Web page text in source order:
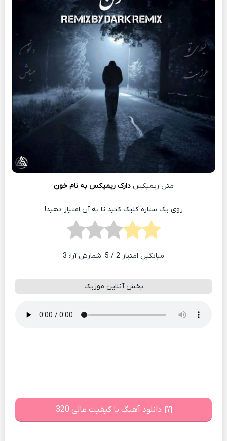
متن ریمیکسدارک ریمیکس به نام خون
روی یک ستاره کلیک کنید تا به آن امتیاز دهید!
میانگین امتیاز 2 / 5. شمارش آرا: 3
پخش آنلاین موزیک
دانلود آهنگ با کیفیت عالی 320